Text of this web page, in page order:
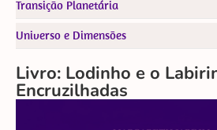
Transição Planetária
Universo e Dimensões
Livro: Lodinho e o
Encruzilhadas